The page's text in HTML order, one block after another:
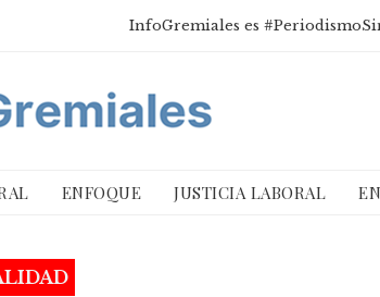
InfoGremiales es
ENFOQUE JUSTICIA LABORAL